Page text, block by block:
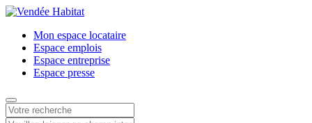
Mon espace locataire
Espace emplois
Espace entreprise
Espace presse